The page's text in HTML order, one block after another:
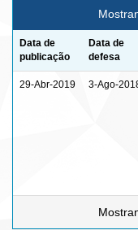
Data de
publicação
Data de
defesa
29-Abr-2019 3-Ago-